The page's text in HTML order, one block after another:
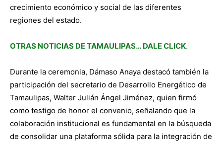
crecimiento económico y social de las diferentes
regiones del estado.
OTRAS NOTICIAS DE TAMAULIPAS… DALE CLICK.
Durante la ceremonia, Dámaso Anaya destacó también la
participación del secretario de Desarrollo Energético de
Tamaulipas, Walter Julián Ángel Jiménez, quien firmó
como testigo de honor el convenio, señalando que la
colaboración institucional es fundamental en la búsqueda
de consolidar una plataforma sólida para la integración de